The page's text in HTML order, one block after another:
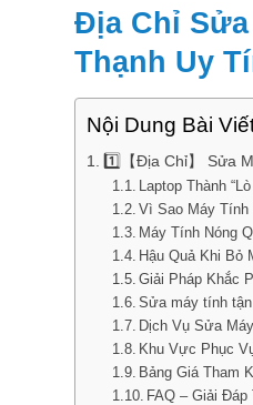
Địa Chỉ
Thạnh Uy
Nội Dung Bài
1️⃣【Địa Chỉ】 Sửa
Laptop Thành
Vì Sao Máy Tính
Máy Tính Nóng
Hậu Quả Khi Bỏ
Giải Pháp Khắc
Sửa máy tính
Dịch Vụ Sửa
Khu Vực Phục
Bảng Giá Tham
FAQ – Giải Đáp